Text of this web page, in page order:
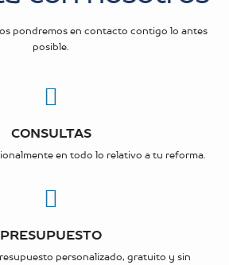
pondremos en contacto contigo lo antes
posible.
CONSULTAS
en todo lo relativo a tu reforma.
PRESUPUESTO
personalizado, gratuito y sin